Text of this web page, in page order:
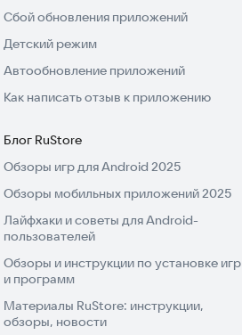
– ты
авто. Если владелец
будешь через
на сделку. Возможно,
Сбой обновления приложений
Детский режим
Автообновление приложений
Как написать отзыв к приложению
Блог RuStore
Обзоры игр для Android 2025
Обзоры мобильных приложений 2025
Лайфхаки и советы для Android-
пользователей
Обзоры и инструкции по установке игр
и программ
Материалы RuStore: инструкции,
обзоры, новости